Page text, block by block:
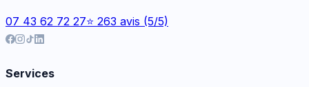
07 43 62 72 27⭐ 263 avis (5/5)
Services